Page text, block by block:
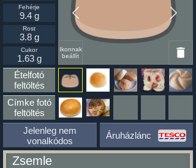
Ikonnak
beállít
Fehérje
9.4 g
Rost
3.8 g
Cukor
1.63 g
Ételfotó
feltöltés
Címke fotó
feltöltés
Jelenleg nem
vonalkódos
Áruházlánc
Zsemle